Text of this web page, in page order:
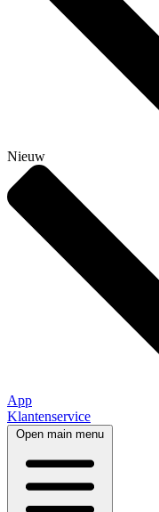
Nieuw
App
Klantenservice
Open main menu